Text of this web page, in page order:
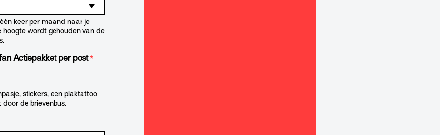
keer per maand naar je
hoogte wordt gehouden van de
Actiepakket per post *
stickers, een plaktattoo
door de brievenbus.